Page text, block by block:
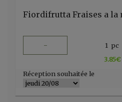
Fiordifrutta Fraises a la
- 1 pc
3.85€
Réception souhaitée le